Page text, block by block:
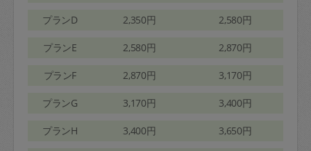
プランD 2,350円 2,580円
プランE 2,580円 2,870円
プランF 2,870円 3,170円
プランG 3,170円 3,400円
プランH 3,400円 3,650円